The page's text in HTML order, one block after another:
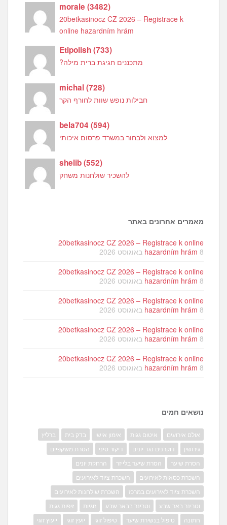
morale(3482)
20betkasinocz CZ 2026 – Registrace k
online hazardním hrám
Etipolish(733)
מתכננים חגיגת ברית מילה?
michal(728)
חבילות נופש שוות לחורף הקר
bela704(594)
למצוא ולבחור במשרד פרסום איכותי
shelib(552)
להשכיר שולחנות משחק
מאמרים אחרונים באתר
20betkasinocz CZ 2026 – Registrace k online
hazardním hrám 8 באוגוסט 2026
20betkasinocz CZ 2026 – Registrace k online
hazardním hrám 8 באוגוסט 2026
20betkasinocz CZ 2026 – Registrace k online
hazardním hrám 8 באוגוסט 2026
20betkasinocz CZ 2026 – Registrace k online
hazardním hrám 8 באוגוסט 2026
20betkasinocz CZ 2026 – Registrace k online
hazardním hrám 8 באוגוסט 2026
נושאים חמים
אולם אירועים איטום גגות אימון אישי בדק בית
ברליץ
גירושין
דוקרנים נגד יונים דיקור סיני
הסרת משקפיים
הסרת שיער
הסרת שיער בלייזר
הרחקת יונים
השכרת כסאות לאירועים
השכרת ציוד לאירועים
השכרת ציוד לאירועים במרכז
השכרת שולחנות לאירועים
וטרינר באר שבע
וטרינר בבאר שבע זוגיות
זיפות גגות
חתונה
טיפול בנשירת שיער טיפול זוגי יועץ זוגי ייעוץ זוגי